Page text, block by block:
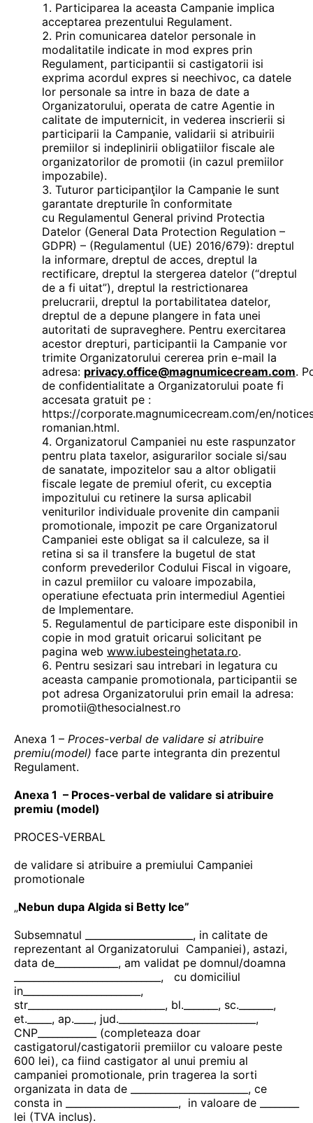
Participarea la aceasta Campanie implica
acceptarea prezentului Regulament.
Prin comunicarea datelor personale in
modalitatile indicate in mod expres prin
Regulament, participantii si castigatorii isi
exprima acordul expres si neechivoc, ca datele
lor personale sa intre in baza de date a
Organizatorului, operata de catre Agentie in
calitate de imputernicit, in vederea inscrierii si
participarii la Campanie, validarii si atribuirii
premiilor si indeplinirii obligatiilor fiscale ale
organizatorilor de promotii (in cazul premiilor
impozabile).
Tuturor participanţilor la Campanie le sunt
garantate drepturile în conformitate
cu Regulamentul General privind Protectia
Datelor (General Data Protection Regulation –
GDPR) – (Regulamentul (UE) 2016/679): dreptul
la informare, dreptul de acces, dreptul la
rectificare, dreptul la stergerea datelor (“dreptul
de a fi uitat”), dreptul la restrictionarea
prelucrarii, dreptul la portabilitatea datelor,
dreptul de a depune plangere in fata unei
autoritati de supraveghere. Pentru exercitarea
acestor drepturi, participantii la Campanie vor
trimite Organizatorului cererea prin e-mail la
adresa: privacy.office@magnumicecream.com.
de confidentialitate a Organizatorului poate fi
accesata gratuit pe :
https://corporate.magnumicecream.com/en/
romanian.html.
Organizatorul Campaniei nu este raspunzator
pentru plata taxelor, asigurarilor sociale si/sau
de sanatate, impozitelor sau a altor obligatii
fiscale legate de premiul oferit, cu exceptia
impozitului cu retinere la sursa aplicabil
veniturilor individuale provenite din campanii
promotionale, impozit pe care Organizatorul
Campaniei este obligat sa il calculeze, sa il
retina si sa il transfere la bugetul de stat
conform prevederilor Codului Fiscal in vigoare,
in cazul premiilor cu valoare impozabila,
operatiune efectuata prin intermediul Agentiei
de Implementare.
Regulamentul de participare este disponibil in
copie in mod gratuit oricarui solicitant pe
pagina web www.iubesteinghetata.ro.
Pentru sesizari sau intrebari in legatura cu
aceasta campanie promotionala, participantii se
pot adresa Organizatorului prin email la adresa:
promotii@thesocialnest.ro
Anexa 1 – Proces-verbal de validare si atribuire
premiu(model) face parte integranta din prezentul
Regulament.
Anexa 1 – Proces-verbal de validare si atribuire
premiu (model)
PROCES-VERBAL
de validare si atribuire a premiului Campaniei
promotionale
„Nebun dupa Algida si Betty Ice”
Subsemnatul ______________________, in calitate de
reprezentant al Organizatorului Campaniei), astazi,
data de_____________, am validat pe domnul/doamna
______________________________, cu domiciliul
in________________________,
str____________________________, bl._______, sc._______,
et._____, ap.____, jud.____________________________,
CNP____________ (completeaza doar
castigatorul/castigatorii premiilor cu valoare peste
600 lei), ca fiind castigator al unui premiu al
campaniei promotionale, prin tragerea la sorti
organizata in data de ________________________, ce
consta in _______________________, in valoare de ________
lei (TVA inclus).